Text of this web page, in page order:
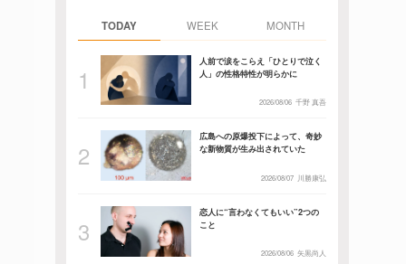
TODAY WEEK MONTH
人前で涙をこらえ「ひとりで泣く
人」の性格特性が明らかに
2026/08/06 千野 真吾
広島への原爆投下によって、奇妙
な新物質が生み出されていた
2026/08/07 川勝康弘
恋人に“言わなくてもいい”2つの
こと
2026/08/06 矢黒尚人